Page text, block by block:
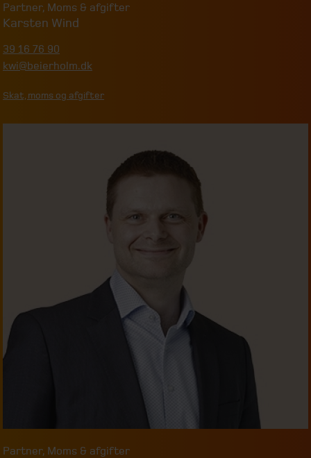
Partner, Moms & afgifter
Karsten Wind
39 16 76 90
kwi@beierholm.dk
Skat, moms og afgifter
Partner, Moms & afgifter